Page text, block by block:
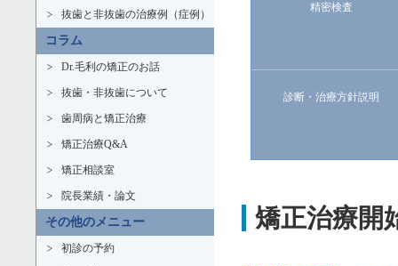
精密検査
診断・治療方針説明
矯正治療開
抜歯と非抜歯の治療例（症例）
コラム
Dr.毛利の矯正のお話
抜歯・非抜歯について
歯周病と矯正治療
矯正治療Q&A
矯正相談室
院長業績・論文
その他のメニュー
初診の予約